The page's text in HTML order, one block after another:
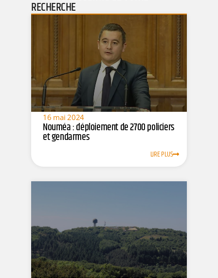
RECHERCHE
16 mai 2024
Nouméa : déploiement de 2700 policiers
et gendarmes
LIRE PLUS